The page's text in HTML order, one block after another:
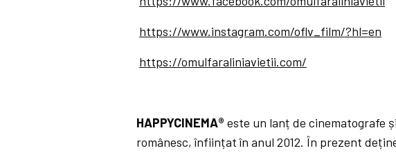
https://www.instagram.com/oflv_film/?hl=en
https://omulfaraliniavietii.com/
HAPPYCINEMA®este un lanț de cinematografe
românesc, înființat în anul 2012. În prezent